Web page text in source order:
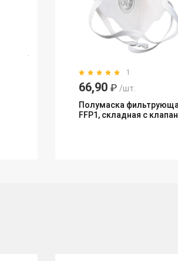
1
66,90 ₽ /шт.
Полумаска
FFP1, складная с